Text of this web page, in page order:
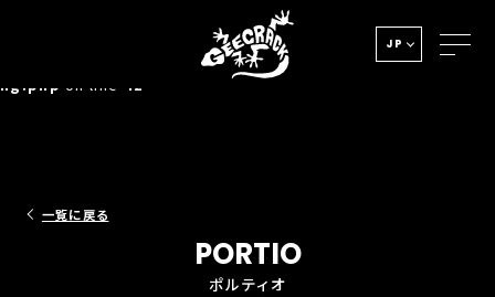
: Undefined index: HTTP_ACCEPT_LANGUAGE in
/home/xs278931/geecrack.com/public_html/app/view/la
ng.php on line 42
JP
一覧に戻る
PORTIO
ポルティオ